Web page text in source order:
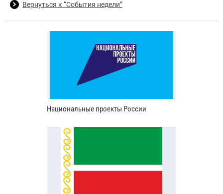
Вернуться к “События недели”
Национальные проекты России